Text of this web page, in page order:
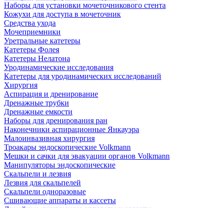
Наборы для установки мочеточникового стента
Кожухи для доступа в мочеточник
Средства ухода
Мочеприемники
Уретральные катетеры
Катетеры Фолея
Катетеры Нелатона
Уродинамические исследования
Катетеры для уродинамических исследований
Хирургия
Аспирация и дренирование
Дренажные трубки
Дренажные емкости
Наборы для дренирования ран
Наконечники аспирационные Янкауэра
Малоинвазивная хирургия
Троакары эндоскопические Volkmann
Мешки и сачки для эвакуации органов Volkmann
Манипуляторы эндоскопические
Скальпели и лезвия
Лезвия для скальпелей
Скальпели одноразовые
Сшивающие аппараты и кассеты